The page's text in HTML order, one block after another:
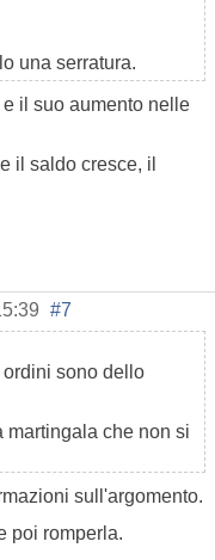
una serratura.
il suo aumento nelle
il saldo cresce, il
#7
ordini sono dello
martingala che non si
sull'argomento.
poi romperla.